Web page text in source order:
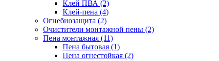
Клей ПВА (2)
Клей-пена (4)
Огнебиозащита (2)
Очистители монтажной пены (2)
Пена монтажная (11)
Пена бытовая (1)
Пена огнестойкая (2)